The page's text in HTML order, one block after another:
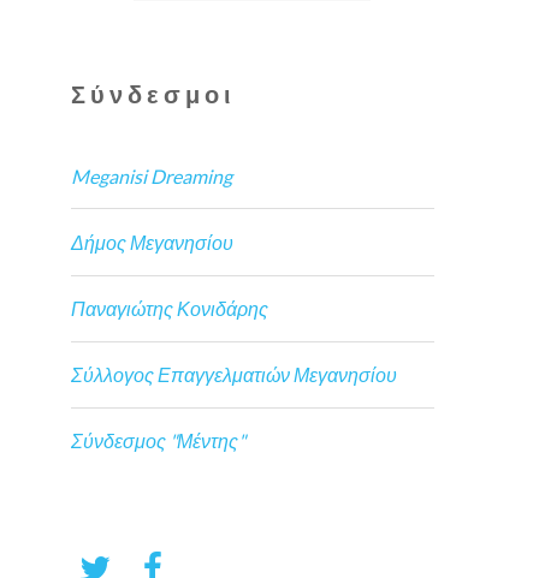
Σύνδεσμοι
Meganisi Dreaming
Δήμος Μεγανησίου
Παναγιώτης Κονιδάρης
Σύλλογος Επαγγελματιών Μεγανησίου
Σύνδεσμος "Μέντης"